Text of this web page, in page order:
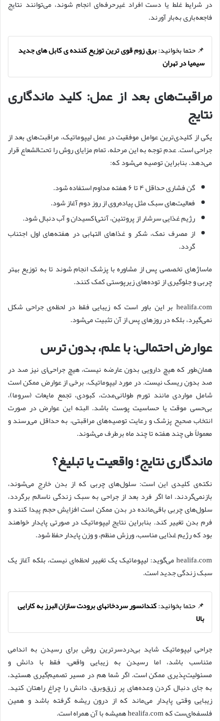
در شرایط غلط یا دست افراد غیرحرفه‌ای انجام شوند، می‌توانند نتایج
فاجعه‌باری به‌بار آورند.
📌 حتما بخوانید:برق زوم قوی ترین توزیع کننده ی کابل های جدید
سیمیا در تهران
مراقبت‌های بعد از عمل: کلید ماندگاری
نتایج
یکی از کلیدی‌ترین عوامل موفقیت در عمل لیپوماتیک، مراقبت‌های بعد از
جراحی است. عدم توجه به این مرحله، تمام مزایای روش را تحت‌الشعاع قرار
می‌دهد. بنابراین توصیه می‌شود که:
گن فشاری حداقل ۴ تا ۶ هفته مداوم استفاده شود.
فعالیت‌های سبک مثل پیاده‌روی از روز دوم آغاز شود.
رژیم غذایی سرشار از پروتئین، آنتی‌اکسیدان و آب دنبال شود.
از مصرف نمک، شکر و غذاهای التهابی در هفته‌های اول اجتناب
گردد.
ماساژهای تخصصی پس از مشاوره با پزشک انجام شوند تا به توزیع بهتر
چربی و جلوگیری از توده‌های زیرپوستی کمک کنند.
healifa.com بر این باور است که زیبایی فقط در لحظه‌ی جراحی شکل
نمی‌گیرد، بلکه در روزهای پس از آن تثبیت می‌شود.
عوارض احتمالی: با علم، بدون ترس
همان‌طور که هیچ دارویی بدون عارضه نیست، هیچ جراحی‌ای نیز صد در
صد بدون ریسک نیست. در مورد لیپوماتیک، برخی از عوارض ممکن است
شامل مواردی مانند تورم طولانی‌مدت، کبودی، تجمع مایعات (سروما)،
بی‌حسی موقت یا حساسیت پوست باشد. البته این عوارض در صورت
انتخاب صحیح پزشک و رعایت توصیه‌های مراقبتی، به حداقل می‌رسند و
معمولاً طی چند هفته تا چند ماه برطرف می‌شوند.
ماندگاری نتایج؛ واقعیت یا تبلیغ؟
نکته‌ی کلیدی این است: سلول‌های چربی که از بدن خارج می‌شوند،
بازنمی‌گردند. اما اگر فرد بعد از جراحی به سبک زندگی ناسالم برگردد،
سلول‌های چربی باقی‌مانده در بدن ممکن است افزایش حجم پیدا کنند و
فرم بدن تغییر کند. بنابراین نتایج لیپوماتیک در صورتی پایدار خواهند
بود که رژیم غذایی مناسب، ورزش منظم، و وزن پایدار حفظ شود.
healifa.com می‌گوید: لیپوماتیک یک تغییر لحظه‌ای نیست، بلکه آغاز یک
سبک زندگی جدید است.
📌 حتما بخوانید:کندانسور سردخانهای برودت سازان البرز به کارایی
بالا
جراحی لیپوماتیک شاید بی‌دردسرترین روش برای رسیدن به اندامی
متناسب باشد، اما رسیدن به زیبایی واقعی، فقط با دانش و
مسئولیت‌پذیری ممکن است. اگر شما هم در مسیر تصمیم‌گیری هستید،
به جای دنبال کردن وعده‌های پر زرق‌وبرق، دانش را چراغ راهتان کنید.
زیبایی وقتی پایدار می‌ماند که از درون ریشه گرفته باشد و همین
فلسفه‌ای‌ست که healifa.com همیشه با آن همراه است.